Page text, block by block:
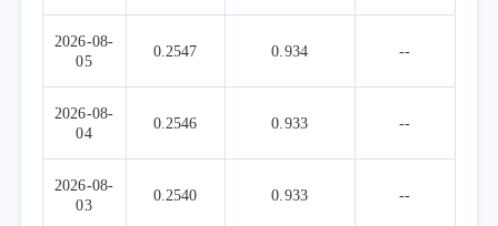
2026-08-
05
0.2547 0.934 --
2026-08-
04
0.2546 0.933 --
2026-08-
03
0.2540 0.933 --